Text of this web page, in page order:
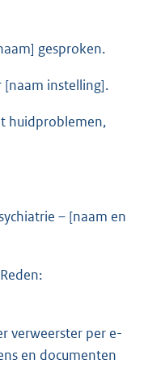
gesproken.
[naam instelling].
huidproblemen,
– [naam en
per e-
en documenten